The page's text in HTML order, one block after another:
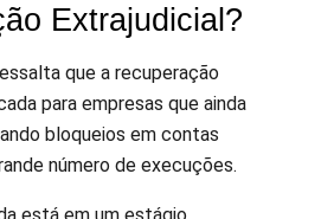
Extrajudicial?
que a recuperação
para empresas que ainda
bloqueios em contas
número de execuções.